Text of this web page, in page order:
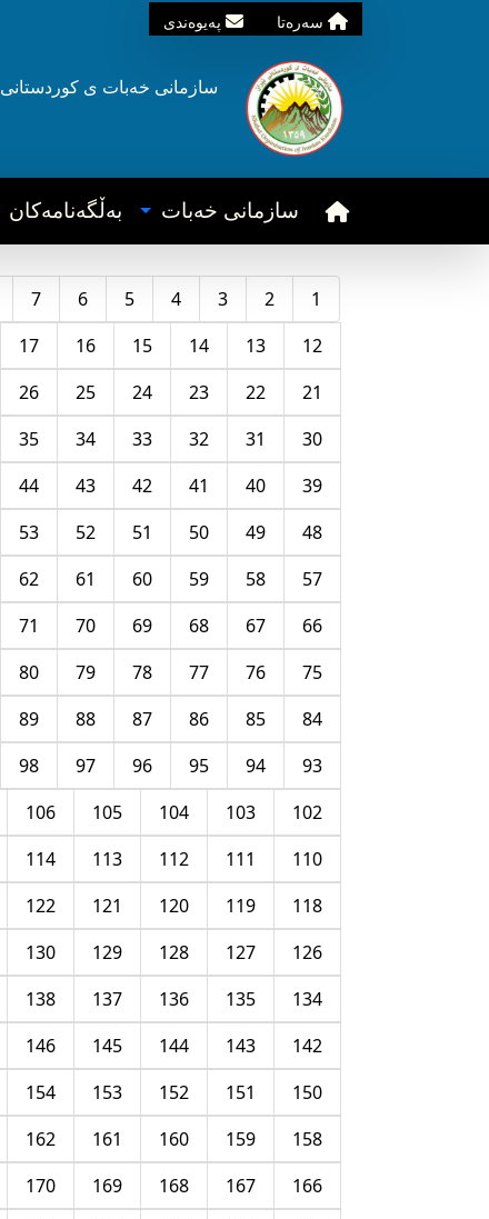
سه‌ره‌تا په‌یوه‌ندی
سازمانی خه‌بات ی کوردستانی
سازمانی خه‌بات به‌ڵگه‌نامه‌کان
1
2
3
4
5
6
7
12
13
14
15
16
17
21
22
23
24
25
26
30
31
32
33
34
35
39
40
41
42
43
44
48
49
50
51
52
53
57
58
59
60
61
62
66
67
68
69
70
71
75
76
77
78
79
80
84
85
86
87
88
89
93
94
95
96
97
98
102
103
104
105
106
110
111
112
113
114
118
119
120
121
122
126
127
128
129
130
134
135
136
137
138
142
143
144
145
146
150
151
152
153
154
158
159
160
161
162
166
167
168
169
170